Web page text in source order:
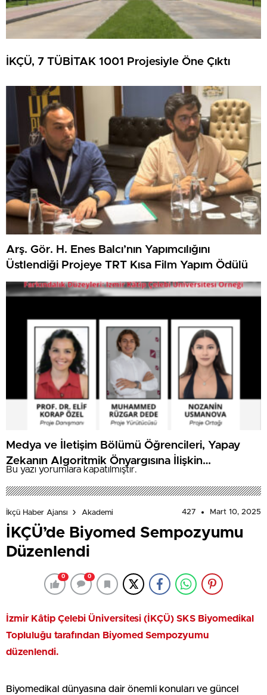
İKÇÜ, 7 TÜBİTAK 1001 Projesiyle Öne Çıktı
Arş. Gör. H. Enes Balcı’nın Yapımcılığını
Üstlendiği Projeye TRT Kısa Film Yapım Ödülü
Medya ve İletişim Bölümü Öğrencileri, Yapay
Zekanın Algoritmik Önyargısına İlişkin
Farkındalık Düzeylerini Araştıracak
Bu yazı yorumlara kapatılmıştır.
İkçü Haber Ajansı Akademi 427 Mart 10, 2025
İKÇÜ’de Biyomed Sempozyumu
Düzenlendi
0 0
İzmir Kâtip Çelebi Üniversitesi (İKÇÜ) SKS Biyomedikal
Topluluğu tarafından Biyomed Sempozyumu
düzenlendi.
Biyomedikal dünyasına dair önemli konuları ve güncel